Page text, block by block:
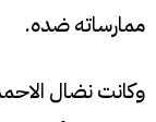
ممارساته ضده.
وكانت نضال